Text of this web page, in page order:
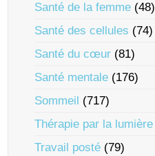
Santé de la femme (48)
Santé des cellules (74)
Santé du cœur (81)
Santé mentale (176)
Sommeil (717)
Thérapie par la lumière
Travail posté (79)